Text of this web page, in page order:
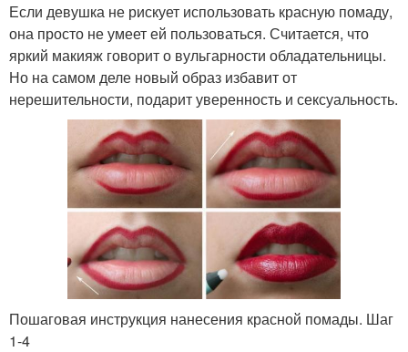
Если девушка не рискует использовать красную помаду,
она просто не умеет ей пользоваться. Считается, что
яркий макияж говорит о вульгарности обладательницы.
Но на самом деле новый образ избавит от
нерешительности, подарит уверенность и сексуальность.
Пошаговая инструкция нанесения красной помады. Шаг
1-4